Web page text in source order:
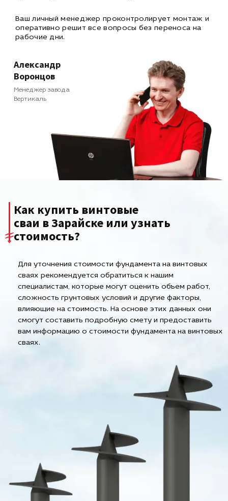
Ваш личный менеджер проконтролирует монтаж и
оперативнорешит все вопросы без переноса на
рабочие дни.
Александр
Воронцов
Менеджер завода
Вертикаль
Как купить винтовые
сваи в Зарайске или узнать
стоимость?
Для уточнения стоимости фундамента на винтовых
сваях рекомендуется обратиться к нашим
специалистам, которые могут оценить объем работ,
сложность грунтовых условий и другие факторы,
влияющие на стоимость. На основе этих данных они
смогут составить подробную смету и предоставить
вам информацию о стоимости фундамента на винтовых
сваях.